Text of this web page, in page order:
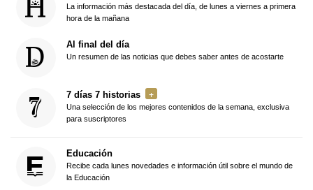
La información más destacada del día, de lunes a viernes a primera
hora de la mañana
Al final del día
Un resumen de las noticias que debes saber antes de acostarte
7 días 7 historias
Una selección de los mejores contenidos de la semana, exclusiva
para suscriptores
Educación
Recibe cada lunes novedades e información útil sobre el mundo de
la Educación